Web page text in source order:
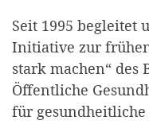
Seit 1995 begleitet
Initiative zur
stark machen“ des
Öffentliche
für